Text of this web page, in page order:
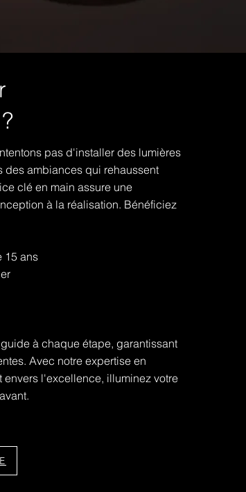
pas d'installer des lumières
des ambiances qui rehaussent
clé en main assure une
à la réalisation. Bénéficiez
15 ans
à chaque étape, garantissant
Avec notre expertise en
envers l'excellence, illuminez votre